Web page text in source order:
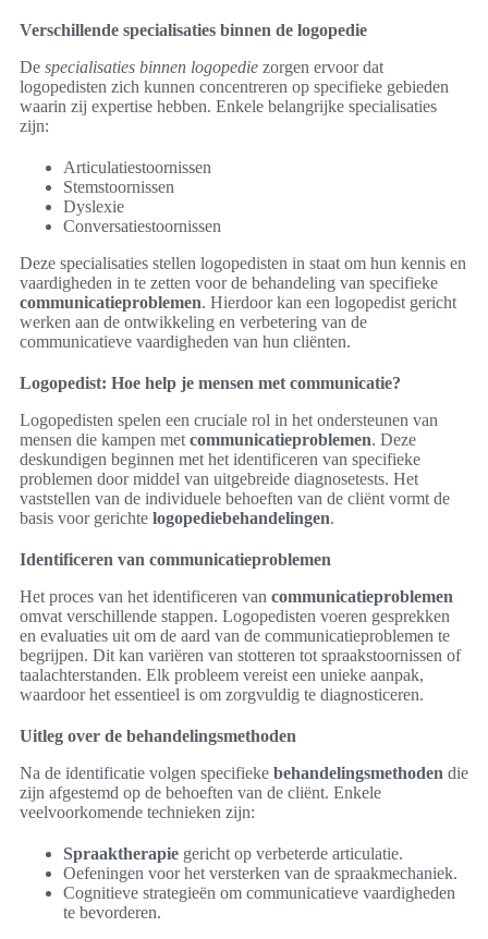
Verschillende specialisaties binnen de logopedie
De specialisaties binnen logopedie zorgen ervoor dat
logopedisten zich kunnen concentreren op specifieke gebieden
waarin zij expertise hebben. Enkele belangrijke specialisaties
zijn:
Articulatiestoornissen
Stemstoornissen
Dyslexie
Conversatiestoornissen
Deze specialisaties stellen logopedisten in staat om hun kennis en
vaardigheden in te zetten voor de behandeling van specifieke
communicatieproblemen. Hierdoor kan een logopedist gericht
werken aan de ontwikkeling en verbetering van de
communicatieve vaardigheden van hun cliënten.
Logopedist: Hoe help je mensen met communicatie?
Logopedisten spelen een cruciale rol in het ondersteunen van
mensen die kampen met communicatieproblemen. Deze
deskundigen beginnen met het identificeren van specifieke
problemen door middel van uitgebreide diagnosetests. Het
vaststellen van de individuele behoeften van de cliënt vormt de
basis voor gerichte logopediebehandelingen.
Identificeren van communicatieproblemen
Het proces van het identificeren van communicatieproblemen
omvat verschillende stappen. Logopedisten voeren gesprekken
en evaluaties uit om de aard van de communicatieproblemen te
begrijpen. Dit kan variëren van stotteren tot spraakstoornissen of
taalachterstanden. Elk probleem vereist een unieke aanpak,
waardoor het essentieel is om zorgvuldig te diagnosticeren.
Uitleg over de behandelingsmethoden
Na de identificatie volgen specifieke behandelingsmethoden die
zijn afgestemd op de behoeften van de cliënt. Enkele
veelvoorkomende technieken zijn:
Spraaktherapie gericht op verbeterde articulatie.
Oefeningen voor het versterken van de spraakmechaniek.
Cognitieve strategieën om communicatieve vaardigheden
te bevorderen.